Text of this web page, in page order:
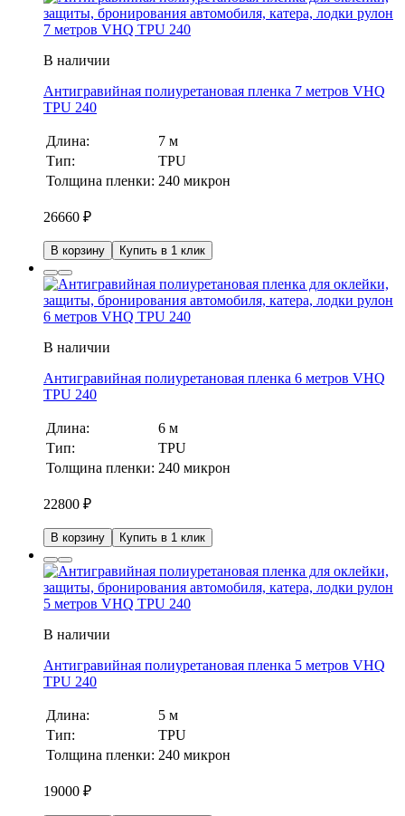
В наличии
Антигравийная полиуретановая пленка 7 метров VHQ
TPU 240
Длина:
7 м
Тип:
TPU
Толщина пленки: 240 микрон
26660 ₽
В корзину Купить в 1 клик
В наличии
Антигравийная полиуретановая пленка 6 метров VHQ
TPU 240
Длина:
6 м
Тип:
TPU
Толщина пленки: 240 микрон
22800 ₽
В корзину Купить в 1 клик
В наличии
Антигравийная полиуретановая пленка 5 метров VHQ
TPU 240
Длина:
5 м
Тип:
TPU
Толщина пленки: 240 микрон
19000 ₽